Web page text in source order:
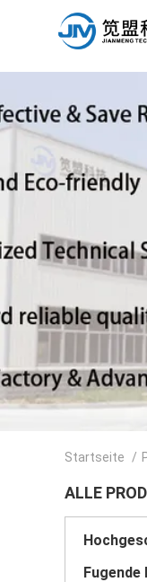
Startseite /
ALLE
Fugende